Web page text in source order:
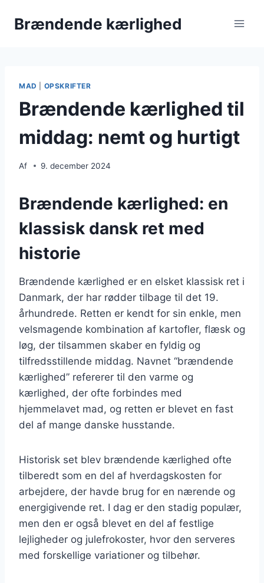
Brændende kærlighed
MAD OPSKRIFTER
Brændende kærlighed til
middag: nemt og hurtigt
Af 9. december 2024
Brændende kærlighed: en
klassisk dansk ret med
historie
Brændende kærlighed er en elsket klassisk ret i
Danmark, der har rødder tilbage til det 19.
århundrede. Retten er kendt for sin enkle, men
velsmagende kombination af kartofler, flæsk og
løg, der tilsammen skaber en fyldig og
tilfredsstillende middag. Navnet “brændende
kærlighed” refererer til den varme og
kærlighed, der ofte forbindes med
hjemmelavet mad, og retten er blevet en fast
del af mange danske husstande.
Historisk set blev brændende kærlighed ofte
tilberedt som en del af hverdagskosten for
arbejdere, der havde brug for en nærende og
energigivende ret. I dag er den stadig populær,
men den er også blevet en del af festlige
lejligheder og julefrokoster, hvor den serveres
med forskellige variationer og tilbehør.